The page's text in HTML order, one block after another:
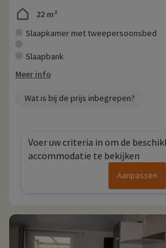
22 m²
Slaapkamer met tweepersoonsbed
Slaapbank
Meer info
Wat is bij de prijs inbegrepen?
Voer uw criteria in om de
accommodatie te bekijken
Aanpassen